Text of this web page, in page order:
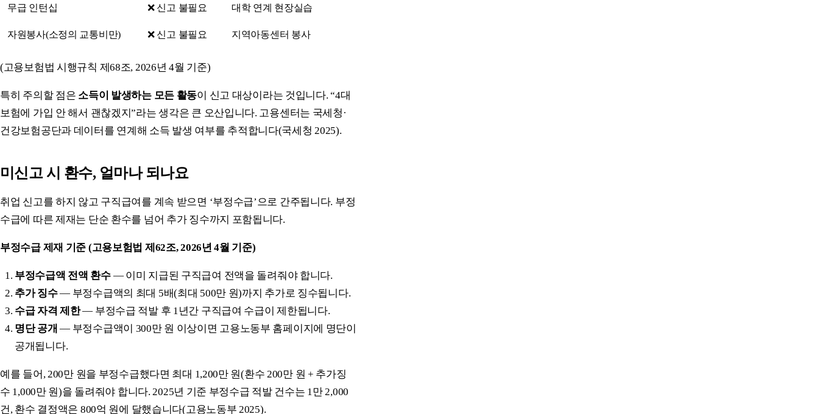
무급 인턴십 ❌ 신고 불필요 대학 연계 현장실습
자원봉사(소정의 교통비만) ❌ 신고 불필요 지역아동센터 봉사
(고용보험법 시행규칙 제68조, 2026년 4월 기준)
특히 주의할 점은 소득이 발생하는 모든 활동이 신고 대상이라는 것입니다. “4대
보험에 가입 안 해서 괜찮겠지”라는 생각은 큰 오산입니다. 고용센터는 국세청·
건강보험공단과 데이터를 연계해 소득 발생 여부를 추적합니다(국세청 2025).
미신고 시 환수, 얼마나 되나요
취업 신고를 하지 않고 구직급여를 계속 받으면 ‘부정수급’으로 간주됩니다. 부정
수급에 따른 제재는 단순 환수를 넘어 추가 징수까지 포함됩니다.
부정수급 제재 기준 (고용보험법 제62조, 2026년 4월 기준)
부정수급액 전액 환수— 이미 지급된 구직급여 전액을 돌려줘야 합니다.
추가 징수— 부정수급액의 최대 5배(최대 500만 원)까지 추가로 징수됩니다.
수급 자격 제한— 부정수급 적발 후 1년간 구직급여 수급이 제한됩니다.
명단 공개 — 부정수급액이 300만 원 이상이면 고용노동부 홈페이지에 명단이
공개됩니다.
예를 들어, 200만 원을 부정수급했다면 최대 1,200만 원(환수 200만 원 + 추가징
수 1,000만 원)을 돌려줘야 합니다. 2025년 기준 부정수급 적발 건수는 1만 2,000
건, 환수 결정액은 800억 원에 달했습니다(고용노동부 2025).